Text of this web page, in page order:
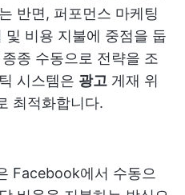
반면, 퍼포먼스 마케팅
비용 지불에 중점을 둡
종 수동으로 전략을 조
시스템은 광고 게재 위
최적화합니다.
Facebook에서 수동으